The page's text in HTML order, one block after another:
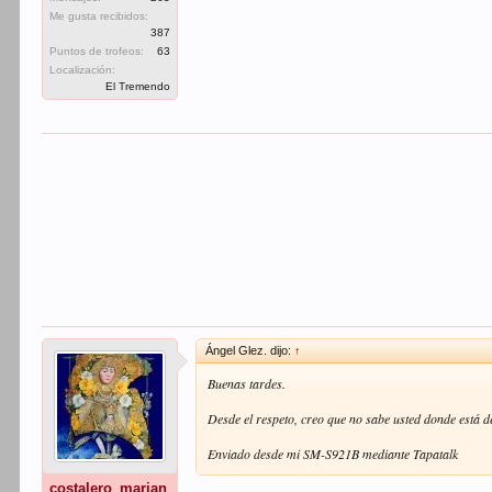
Me gusta recibidos:
387
Puntos de trofeos:
63
Localización:
El Tremendo
costalero_marian
Ángel Glez. dijo: ↑
Buenas tardes.
Desde el respeto, creo que no sabe usted donde está
Enviado desde mi SM-S921B mediante Tapatalk